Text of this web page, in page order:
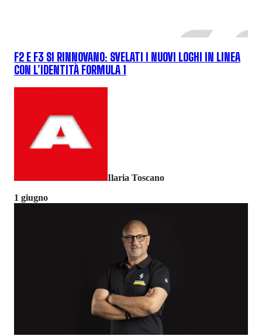
F2 E F3 SI RINNOVANO: SVELATI I NUOVI LOGHI IN LINEA
CON L’IDENTITÀ FORMULA 1
Ilaria Toscano
1 giugno